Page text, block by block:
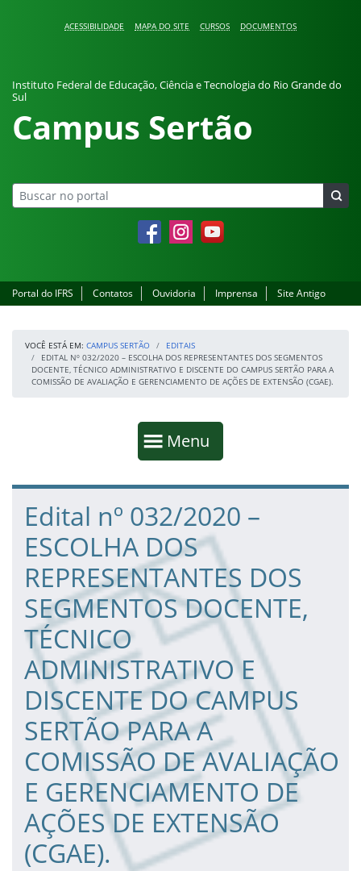
ACESSIBILIDADE MAPA DO SITE CURSOS DOCUMENTOS
Instituto Federal de Educação, Ciência e Tecnologia do Rio Grande do
Sul
Campus Sertão
FacebookInstagramYouTube
Portal do IFRS Contatos Ouvidoria Imprensa Site Antigo
VOCÊ ESTÁ EM: CAMPUS SERTÃO
EDITAIS
EDITAL Nº 032/2020 – ESCOLHA DOS REPRESENTANTES DOS SEGMENTOS
DOCENTE, TÉCNICO ADMINISTRATIVO E DISCENTE DO CAMPUS SERTÃO PARA A
COMISSÃO DE AVALIAÇÃO E GERENCIAMENTO DE AÇÕES DE EXTENSÃO (CGAE).
Mostrar
Menu
Fim da navegação
Início do conteúdo
Edital nº 032/2020 –
ESCOLHA DOS
REPRESENTANTES DOS
SEGMENTOS DOCENTE,
TÉCNICO
ADMINISTRATIVO E
DISCENTE DO CAMPUS
SERTÃO PARA A
COMISSÃO DE AVALIAÇÃO
E GERENCIAMENTO DE
AÇÕES DE EXTENSÃO
(CGAE).